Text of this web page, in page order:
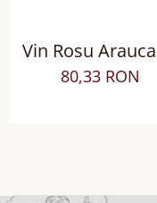
Vin Rosu
Reserva
Sec
80,33 RON